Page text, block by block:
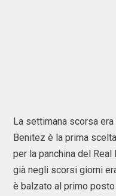
La settimana scorsa
Benitez è la prima
per la panchina del
già negli scorsi giorni
è balzato al primo